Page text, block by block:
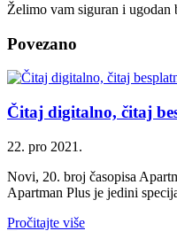
Želimo vam siguran i ugodan
Povezano
Čitaj digitalno, čitaj
22. pro 2021.
Novi, 20. broj časopisa
Apartman Plus je jedini
Pročitajte više